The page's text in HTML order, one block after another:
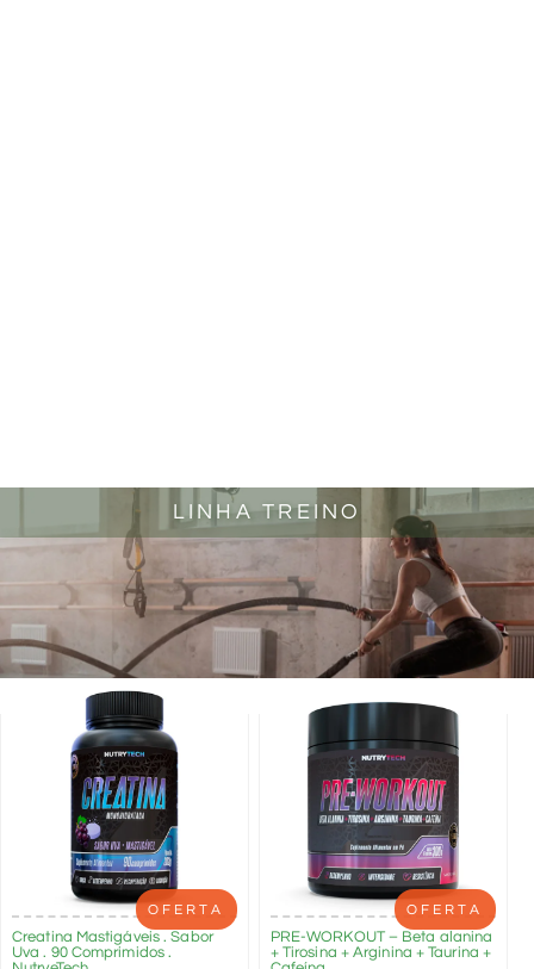
LINHA TREINO
OFERTA
Creatina Mastigáveis . Sabor
Uva . 90 Comprimidos .
OFERTA
PRE-WORKOUT – Beta alanina
+ Tirosina + Arginina + Taurina +